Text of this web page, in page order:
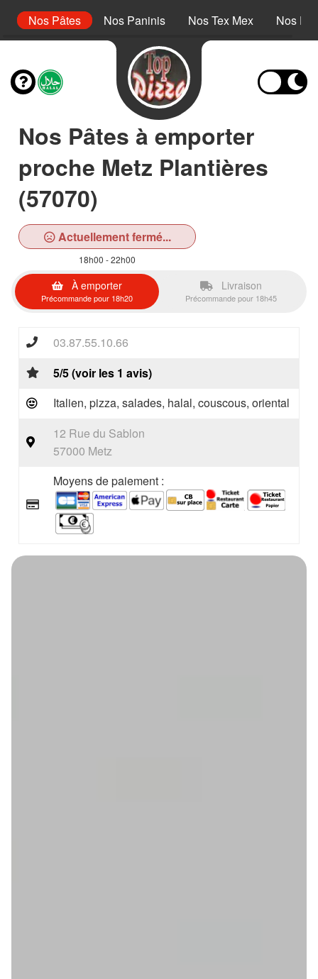
Nos Pâtes Nos Paninis Nos Tex Mex Nos
Nos Pâtes à emporter
proche Metz Plantières
(57070)
Actuellement fermé...
18h00 - 22h00
À emporter
Précommande pour 18h20
Livraison
Précommande pour 18h45
03.87.55.10.66
5/5 (voir les 1 avis)
Italien, pizza, salades, halal, couscous, oriental
12 Rue du Sablon
57000 Metz
Moyens de paiement :